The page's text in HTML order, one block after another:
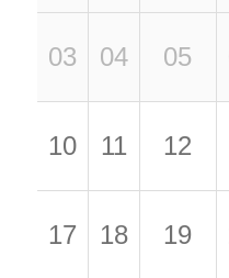
03 04 05
10 11 12
17 18 19